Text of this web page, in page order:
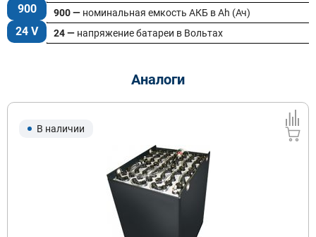
900
24 V
24 — напряжение батареи в Вольтах
900 — номинальная емкость АКБ в Ah (Ач)
Аналоги
В наличии